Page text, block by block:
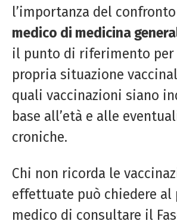
l’importanza del
medico di medicina
il punto di riferimento per
propria situazione
quali vaccinazioni siano
base all’età e alle
croniche.
Chi non ricorda le
effettuate può chiedere al
medico di consultare il